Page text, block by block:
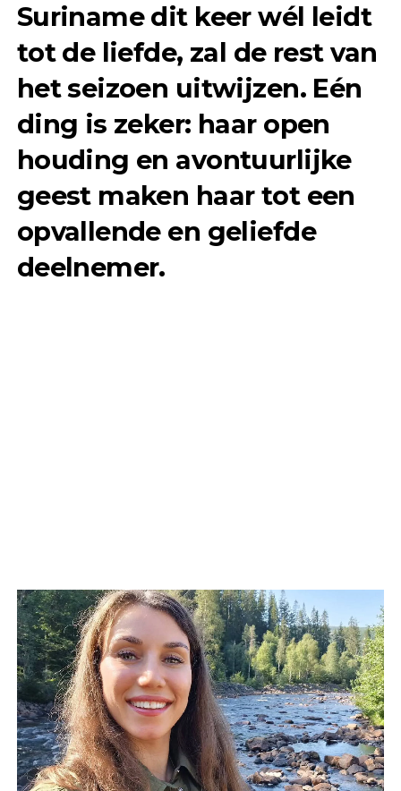
Suriname dit keer wél leidt
tot de liefde, zal de rest van
het seizoen uitwijzen. Eén
ding is zeker: haar open
houding en avontuurlijke
geest maken haar tot een
opvallende en geliefde
deelnemer.